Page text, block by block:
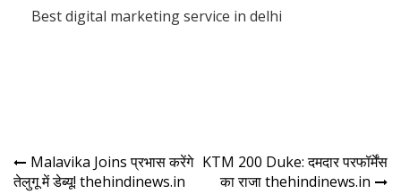
Best digital marketing service in delhi
Malavika Joins प्रभास करेंगे
तेलुगू में डेब्यू! thehindinews.in
KTM 200 Duke: दमदार परफॉर्मेंस
का राजा thehindinews.in